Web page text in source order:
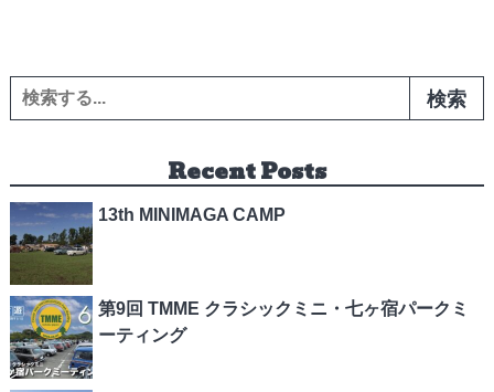
検索:
Recent Posts
13th MINIMAGA CAMP
第9回 TMME クラシックミニ・七ヶ宿パークミ
ーティング